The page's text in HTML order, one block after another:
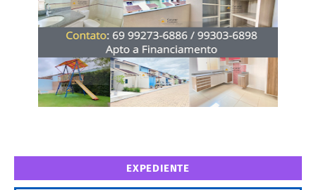
EXPEDIENTE